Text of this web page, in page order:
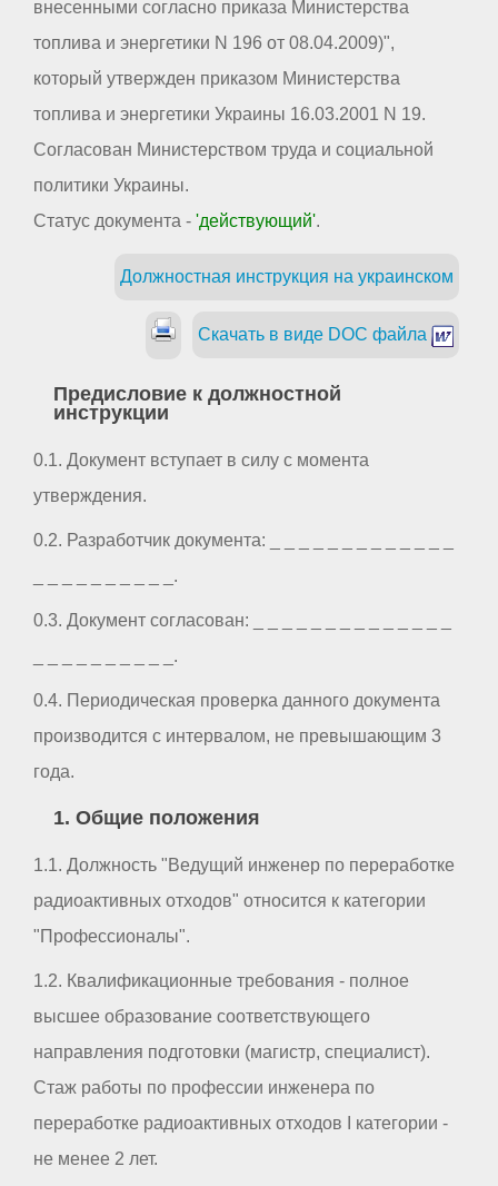
внесенными согласно приказа Министерства
топлива и энергетики N 196 от 08.04.2009)",
который утвержден приказом Министерства
топлива и энергетики Украины 16.03.2001 N 19.
Согласован Министерством труда и социальной
политики Украины.
Статус документа - 'действующий'.
Должностная инструкция на украинском
Скачать в виде DOC файла
Предисловие к должностной
инструкции
0.1. Документ вступает в силу с момента
утверждения.
0.2. Разработчик документа: _ _ _ _ _ _ _ _ _ _ _ _ _
_ _ _ _ _ _ _ _ _ _.
0.3. Документ согласован: _ _ _ _ _ _ _ _ _ _ _ _ _ _
_ _ _ _ _ _ _ _ _ _.
0.4. Периодическая проверка данного документа
производится с интервалом, не превышающим 3
года.
1. Общие положения
1.1. Должность "Ведущий инженер по переработке
радиоактивных отходов" относится к категории
"Профессионалы".
1.2. Квалификационные требования - полное
высшее образование соответствующего
направления подготовки (магистр, специалист).
Стаж работы по профессии инженера по
переработке радиоактивных отходов I категории -
не менее 2 лет.